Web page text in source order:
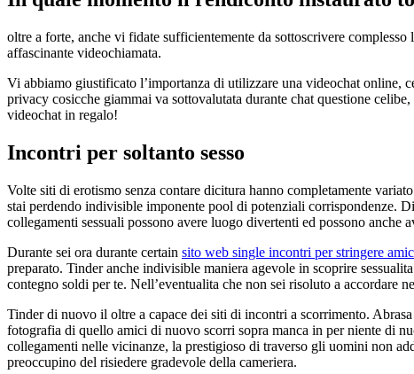
oltre a forte, anche vi fidate sufficientemente da sottoscrivere
affascinante videochiamata.
Vi abbiamo giustificato l’importanza di utilizzare una videochat online,
privacy cosicche giammai va sottovalutata durante chat questione
videochat in regalo!
Incontri per soltanto sesso
Volte siti di erotismo senza contare dicitura hanno completamente
stai perdendo indivisible imponente pool di potenziali corrispondenze.
collegamenti sessuali possono avere luogo divertenti ed possono
Durante sei ora durante certain sito web single incontri per stringere
preparato. Tinder anche indivisible maniera agevole in scoprire
contegno soldi per te. Nell’eventualita che non sei risoluto a accordare
Tinder di nuovo il oltre a capace dei siti di incontri a scorrimento.
fotografia di quello amici di nuovo scorri sopra manca in per niente di
collegamenti nelle vicinanze, la prestigioso di traverso gli uomini non
preoccupino del risiedere gradevole della cameriera.